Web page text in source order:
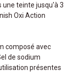
une teinte jusqu'à 3
Oxi Action
composé avec
de sodium
présentes